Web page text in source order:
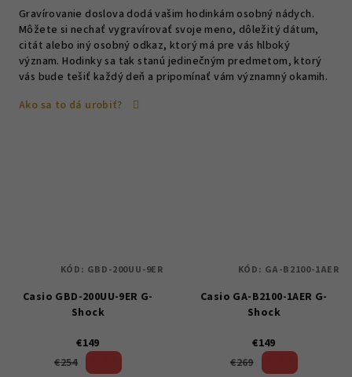
Gravírovanie doslova dodá vašim hodinkám osobný nádych.
Môžete si nechať vygravírovať svoje meno, dôležitý dátum,
citát alebo iný osobný odkaz, ktorý má pre vás hlboký
význam. Hodinky sa tak stanú jedinečným predmetom, ktorý
vás bude tešiť každý deň a pripomínať vám významný okamih.
Ako sa to dá urobiť?
Casio GBD-200UU-9ER G-
Shock
€149
€254
KÓD: GBD-200UU-9ER
Casio GA-B2100-1AER G-
Shock
€149
€269
KÓD: GA-B2100-1AER